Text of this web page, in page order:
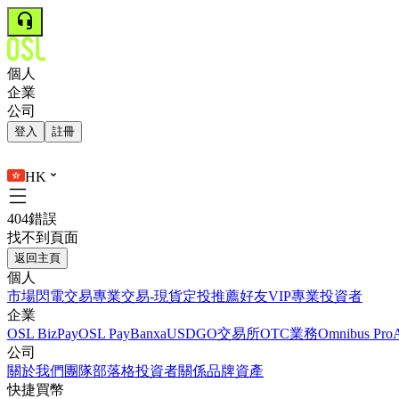
個人
企業
公司
登入 註冊
HK
404錯誤
找不到頁面
返回主頁
個人
市場閃電交易專業交易-現貨定投推薦好友VIP專業投資者
企業
OSL BizPayOSL PayBanxaUSDGO交易所OTC業務Omnibus Pro
公司
關於我們 團隊部落格投資者關係品牌資產
快捷買幣